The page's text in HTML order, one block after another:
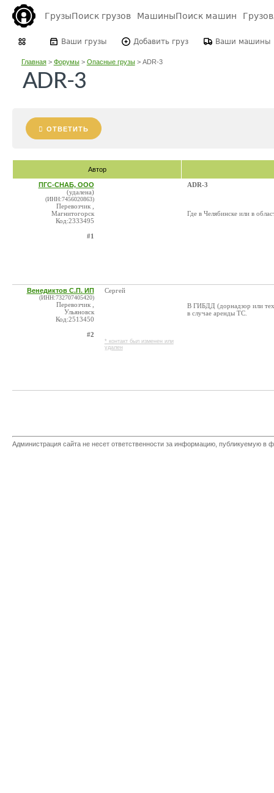
ГрузыПоиск грузов МашиныПоиск машин
Ваши грузы Добавить груз Ваши машины
Главная> Форумы> Опасные грузы> ADR-3
ADR-3
ОТВЕТИТЬ
Автор
ПГС-СНАБ, ООО
(удалена)
(ИНН:7456020863)
Перевозчик ,
Магнитогорск
Код:2333495
#1
ADR-3
Где в Челябинске или в
Венедиктов С.П. ИП
(ИНН:732707405420)
Перевозчик ,
Ульяновск
Код:2513450
#2
Сергей
* контакт был изменен или
удален
В ГИБДД (дорнадзор или
в случае аренды ТС.
Администрация сайта не несет ответственности за информацию, публикуемую